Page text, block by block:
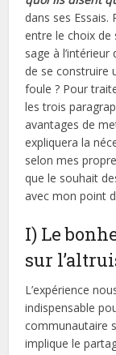
dans ses Essais.
entre le choix de
sage à
de se construire
foule ? Pour
les trois
avantages de
expliquera la
selon mes
que le souhait
avec mon point
I) Le
sur
L’expérience
indispensable
communautaire
implique le